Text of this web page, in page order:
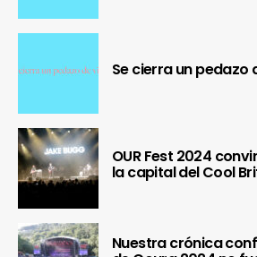
Se cierra un pedazo
OUR Fest 2024
la capital del Cool
Nuestra crónica